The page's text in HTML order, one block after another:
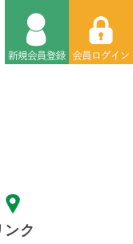
ンク